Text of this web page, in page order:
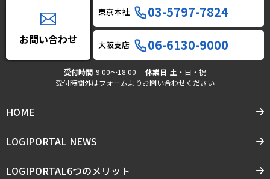
お問い合わせ
東京本社 03-5797-7824
大阪支店 06-6130-9000
受付時間 9:00〜18:00 休業日 土・日・祝
受付時間外はフォームよりお問い合わせください
HOME
LOGIPORTAL NEWS
LOGIPORTAL6つのメリット